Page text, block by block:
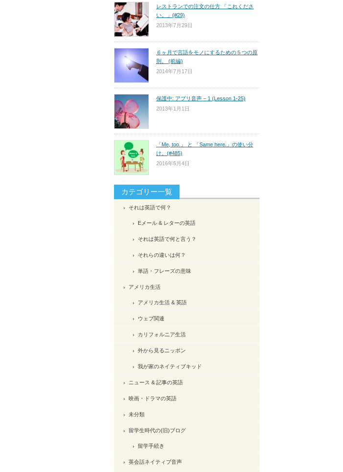
レストランでの注文の仕方 「これくださ
い。」(#29)
2013年7月29日
６ヶ月で言語をモノにするための５つの原
則。 (前編)
2014年7月17日
保護中: アプリ音声 – 1 (Lesson 1-25)
2013年1月1日
「Me, too.」 と 「Same here.」の使い分
け。(#485)
2016年5月4日
カテゴリー一覧
それは英語で何？
Eメール & レターの英語
それは英語で何と言う？
それらの違いは何？
単語・フレーズの意味
アメリカ生活
アメリカ生活 & 英語
ウェブ関連
カリフォルニア生活
外から見るニッポン
我が家のネイティブキッド
ニュース & 記事の英語
映画・ドラマの英語
未分類
留学生時代の(旧)ブログ
留学手続き
英会話ネイティブ音声